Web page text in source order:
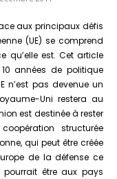
aux principaux défis
(UE) se comprend
qu’elle est. Cet article
années de politique
n’est pas devenue un
Uni restera au
est destinée à rester
structurée
qui peut être créée
de la défense ce
être aux pays